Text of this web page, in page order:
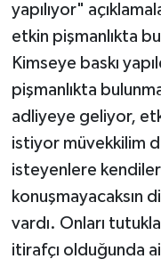
yapılıyor"
etkin pişmanlıkta
Kimseye baskı
pişmanlıkta
adliyeye geliyor,
istiyor müvekkilim
isteyenlere
konuşmayacaksın
vardı. Onları
itirafçı olduğunda